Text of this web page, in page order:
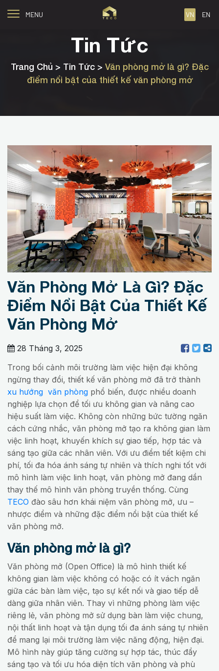
MENU EN
VN
Tin Tức
Trang Chủ > Tin Tức > Văn phòng mở là gì? Đặc
điểm nổi bật của thiết kế văn phòng mở
Văn Phòng Mở Là Gì? Đặc
Điểm Nổi Bật Của Thiết Kế
Văn Phòng Mở
28 Tháng 3, 2025
Trong bối cảnh môi trường làm việc hiện đại không
ngừng thay đổi, thiết kế văn phòng mở đã trở thành
xu hướng văn phòng phổ biến, được nhiều doanh
nghiệp lựa chọn để tối ưu không gian và nâng cao
hiệu suất làm việc. Không còn những bức tường ngăn
cách cứng nhắc, văn phòng mở tạo ra không gian làm
việc linh hoạt, khuyến khích sự giao tiếp, hợp tác và
sáng tạo giữa các nhân viên. Với ưu điểm tiết kiệm chi
phí, tối đa hóa ánh sáng tự nhiên và thích nghi tốt với
mô hình làm việc linh hoạt, văn phòng mở đang dần
thay thế mô hình văn phòng truyền thống. Cùng
TECO đào sâu hơn khái niệm văn phòng mở, ưu –
nhược điểm và những đặc điểm nổi bật của thiết kế
văn phòng mở.
Văn phòng mở là gì?
Văn phòng mở (Open Office) là mô hình thiết kế
không gian làm việc không có hoặc có ít vách ngăn
giữa các bàn làm việc, tạo sự kết nối và giao tiếp dễ
dàng giữa nhân viên. Thay vì những phòng làm việc
riêng lẻ, văn phòng mở sử dụng bàn làm việc chung,
nội thất linh hoạt và tận dụng tối đa ánh sáng tự nhiên
để mang lại môi trường làm việc năng động, hiện đại.
Mô hình này giúp tăng cường sự hợp tác, thúc đẩy
sáng tạo và tối ưu hóa diện tích văn phòng và phù